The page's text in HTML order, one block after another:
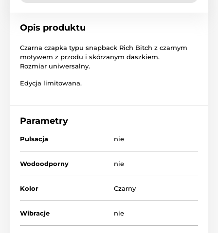
Opis produktu
Czarna czapka typu snapback Rich Bitch z czarnym
motywem z przodu i skórzanym daszkiem.
Rozmiar uniwersalny.
Edycja limitowana.
Parametry
Pulsacja nie
Wodoodporny nie
Kolor Czarny
Wibracje nie